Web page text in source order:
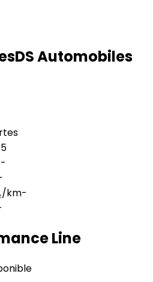
DS Automobiles
5
-
km-
Line